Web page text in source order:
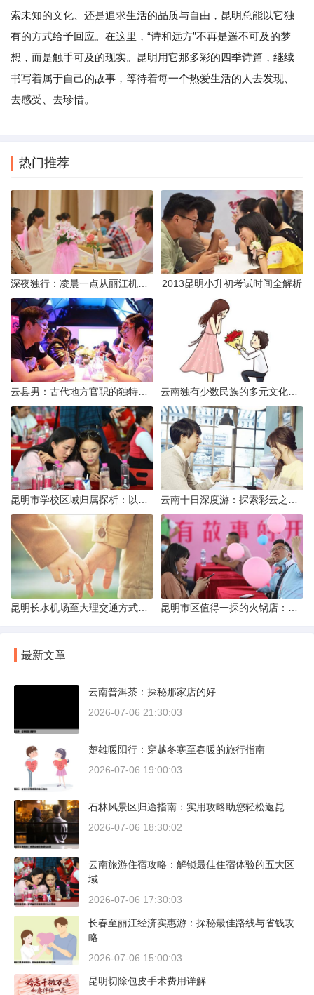
索未知的文化、还是追求生活的品质与自由，昆明总能以它独
有的方式给予回应。在这里，“诗和远方”不再是遥不可及的梦
想，而是触手可及的现实。昆明用它那多彩的四季诗篇，继续
书写着属于自己的故事，等待着每一个热爱生活的人去发现、
去感受、去珍惜。
热门推荐
2013昆明小升初考试时间全解析
最新文章
云南普洱茶：探秘那家店的好
2026-07-06 21:30:03
楚雄暖阳行：穿越冬寒至春暖的旅行指南
2026-07-06 19:00:03
石林风景区归途指南：实用攻略助您轻松返昆
2026-07-06 18:30:02
云南旅游住宿攻略：解锁最佳住宿体验的五大区
域
2026-07-06 17:30:03
长春至丽江经济实惠游：探秘最佳路线与省钱攻
略
2026-07-06 15:00:03
昆明切除包皮手术费用详解